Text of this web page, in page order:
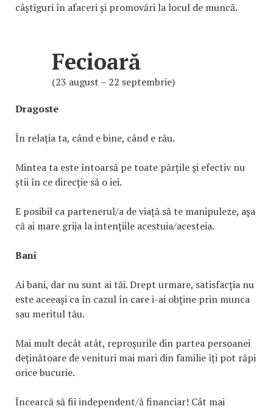
câștiguri în afaceri și promovări la locul de muncă.
Fecioară
(23 august – 22 septembrie)
Dragoste
În relația ta, când e bine, când e rău.
Mintea ta este întoarsă pe toate părțile și efectiv nu
știi în ce direcție să o iei.
E posibil ca partenerul/a de viață să te manipuleze, așa
că ai mare grija la intențiile acestuia/acesteia.
Bani
Ai bani, dar nu sunt ai tăi. Drept urmare, satisfacția nu
este aceeași ca în cazul în care i-ai obține prin munca
sau meritul tău.
Mai mult decât atât, reproșurile din partea persoanei
deținătoare de venituri mai mari din familie îți pot răpi
orice bucurie.
Încearcă să fii independent/ă financiar! Cât mai